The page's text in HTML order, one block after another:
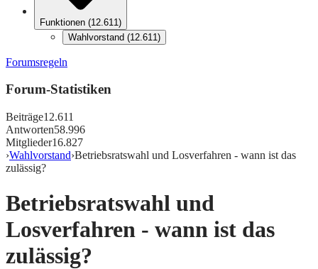
Funktionen (12.611)
Wahlvorstand (12.611)
Forumsregeln
Forum-Statistiken
Beiträge12.611
Antworten58.996
Mitglieder16.827
›Wahlvorstand›Betriebsratswahl und Losverfahren - wann ist das
zulässig?
Betriebsratswahl und
Losverfahren - wann ist das
zulässig?